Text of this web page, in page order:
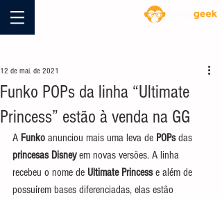
Funko POPs da linha “Ultimate
Princess” estão à venda na GG
12 de mai. de 2021
A Funko anunciou mais uma leva de POPs das
princesas Disney em novas versões. A linha
recebeu o nome de Ultimate Princess e além de
possuírem bases diferenciadas, elas estão